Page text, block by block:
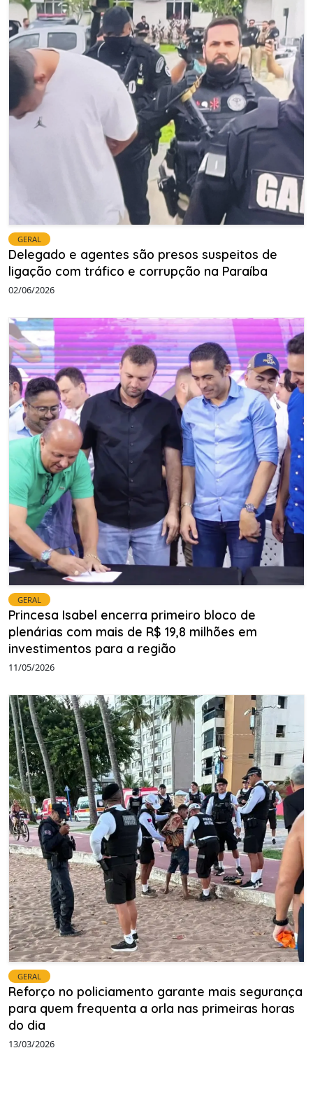
GERAL
Delegado e agentes são presos suspeitos de
ligação com tráfico e corrupção na Paraíba
02/06/2026
GERAL
Princesa Isabel encerra primeiro bloco de
plenárias com mais de R$ 19,8 milhões em
investimentos para a região
11/05/2026
GERAL
Reforço no policiamento garante mais segurança
para quem frequenta a orla nas primeiras horas
do dia
13/03/2026